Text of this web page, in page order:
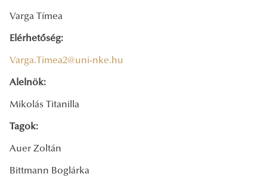
Varga Tímea
Elérhetőség:
Varga.Timea2@uni-nke.hu
Alelnök:
Mikolás Titanilla
Tagok:
Auer Zoltán
Bittmann Boglárka